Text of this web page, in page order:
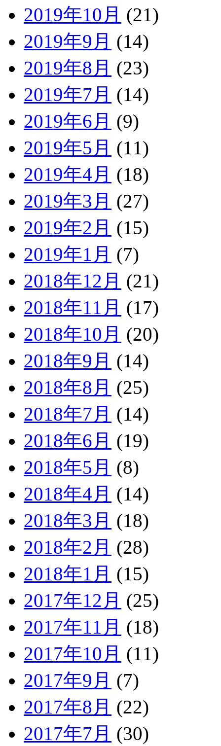
2019年10月 (21)
2019年9月 (14)
2019年8月 (23)
2019年7月 (14)
2019年6月 (9)
2019年5月 (11)
2019年4月 (18)
2019年3月 (27)
2019年2月 (15)
2019年1月 (7)
2018年12月 (21)
2018年11月 (17)
2018年10月 (20)
2018年9月 (14)
2018年8月 (25)
2018年7月 (14)
2018年6月 (19)
2018年5月 (8)
2018年4月 (14)
2018年3月 (18)
2018年2月 (28)
2018年1月 (15)
2017年12月 (25)
2017年11月 (18)
2017年10月 (11)
2017年9月 (7)
2017年8月 (22)
2017年7月 (30)